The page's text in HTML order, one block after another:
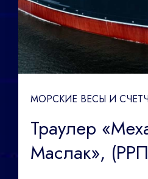
МОРСКИЕ ВЕСЫ И
Траулер
Маслак»,